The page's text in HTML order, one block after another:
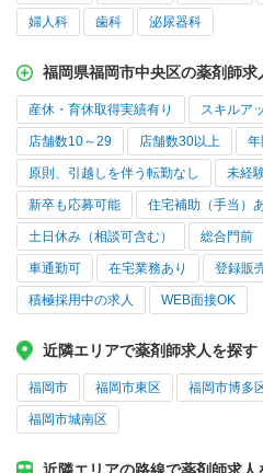
婦人科 歯科 泌尿器科
福岡県福岡市中央区の薬剤師
産休・育休取得実績有り スキルア
店舗数10～29 店舗数30以上
原則、引越しを伴う転勤なし 未経
新卒も応募可能 住宅補助（手当）
土日休み（相談可含む） 総合門前
車通勤可 在宅業務あり 登録販
積極採用中の求人 WEB面接OK
近隣エリアで薬剤師求人を探す
福岡市 福岡市東区 福岡市博多
福岡市城南区